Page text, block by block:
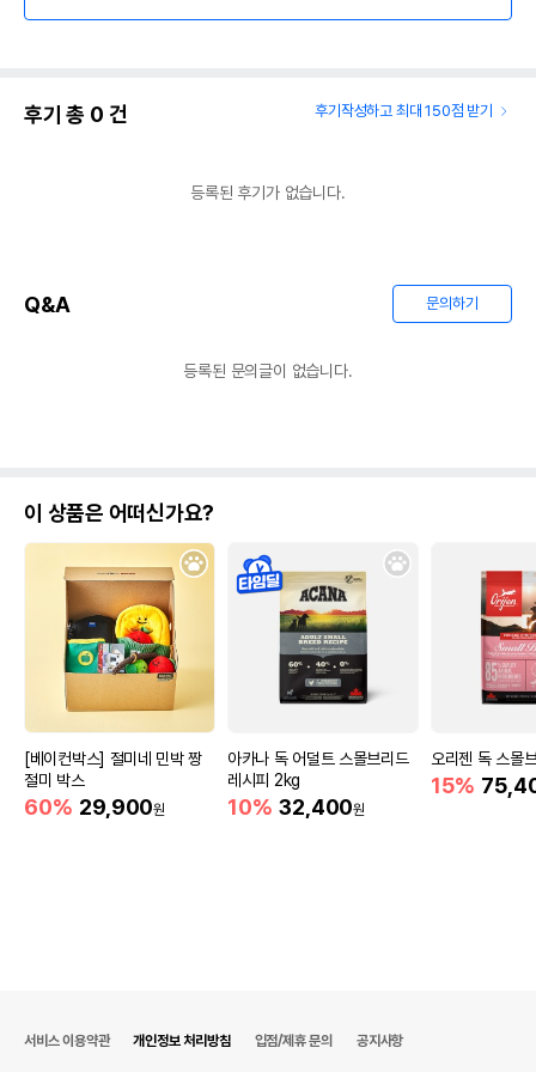
후기 총 0 건 후기작성하고 최대 150점 받기
등록된 후기가 없습니다.
Q&A 문의하기
등록된 문의글이 없습니다.
이 상품은 어떠신가요?
[베이컨박스] 절미네 민박 짱
절미 박스
60% 29,900원
아카나 독 어덜트 스몰브리드
레시피 2kg
10% 32,400원
오리젠 독 스몰
15%
서비스 이용약관 개인정보 처리방침 입점/제휴 문의 공지사항